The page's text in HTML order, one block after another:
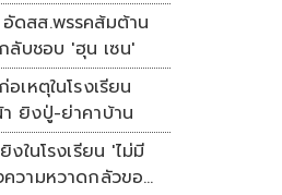
ดสส.พรรคส้มต้าน
ลับชอบ 'ฮุน เซน'
เหตุในโรงเรียน
ยิงปู่-ย่าคาบ้าน
ในโรงเรียน 'ไม่มี
ความหวาดกลัวของ